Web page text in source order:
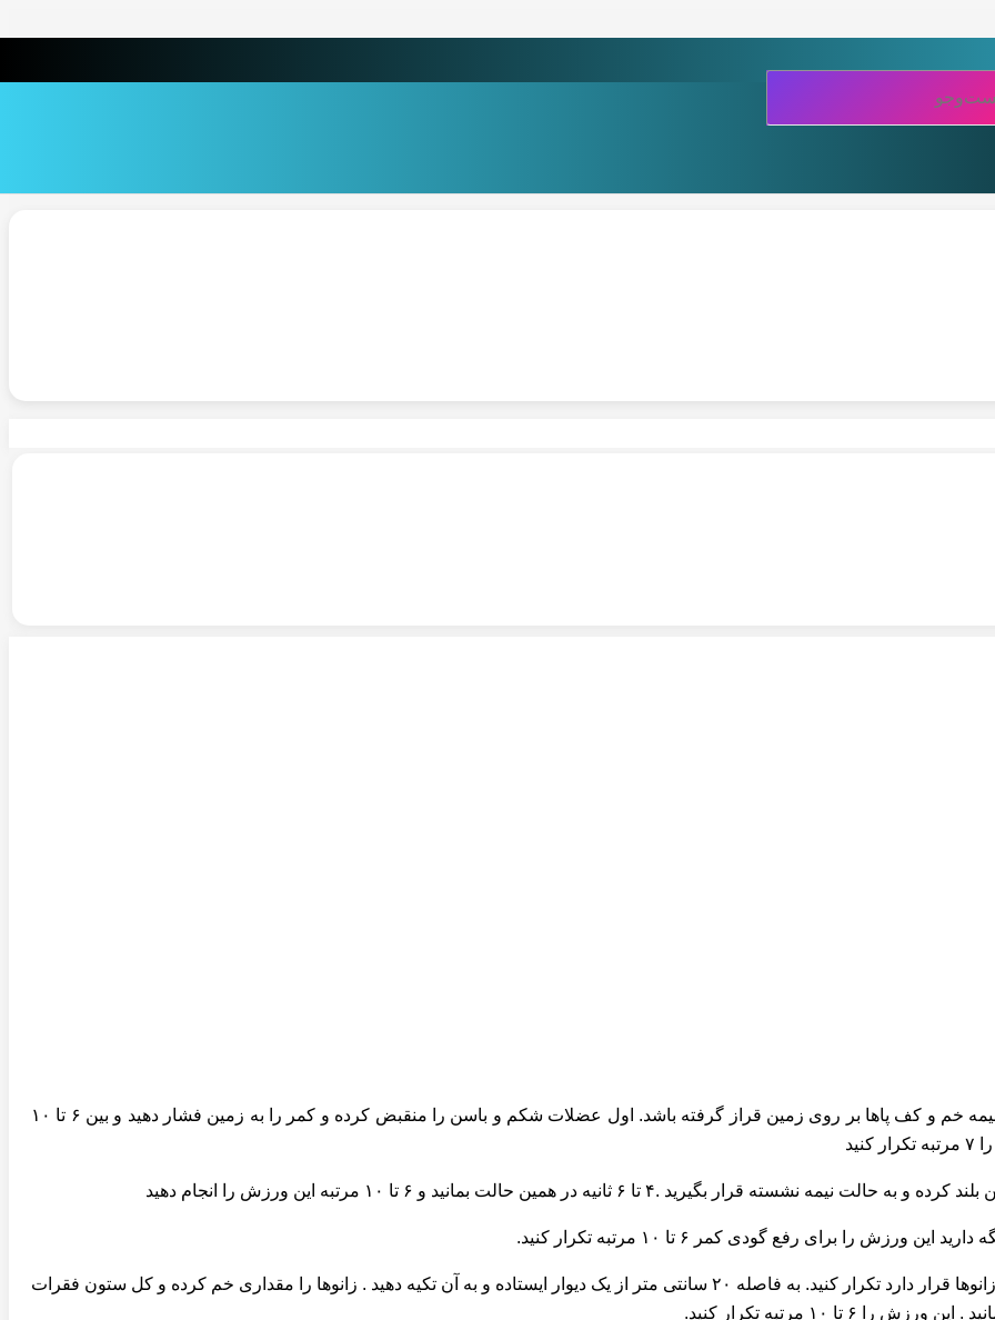
برای رفع گودی کمر روی زمین به پشت بخوابید . زانوها به حالت نیمه خم و کف پاها بر روی زمین قراز گرفته باشد. اول عضلات شکم و باسن را منقبض کرده و کمر را به زمین فشار دهید و بین ۶ تا ۱۰
تا ۶ ثانیه در همین حالت بمانید و ۶ تا ۱۰ مرتبه این ورزش را انجام دهید
این حالت را می توانید با هر دو زانو و در حالتی که دست ها در زیر زانوها قرار دارد تکرار کنید. به فاصله ۲۰ سانتی متر از یک دیوار ایستاده و به آن تکیه دهید . زانوها را مقداری خم کرده و کل ستون فقرات